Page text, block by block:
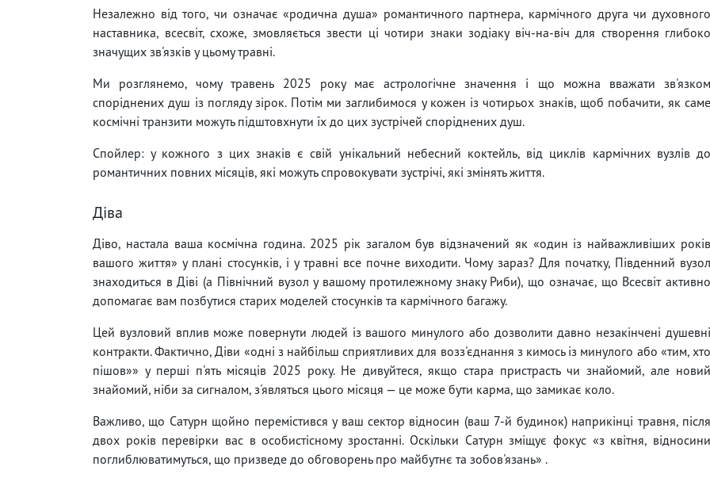
Незалежно від того, чи означає «родична душа» романтичного партнера, кармічного друга чи духовного
наставника, всесвіт, схоже, змовляється звести ці чотири знаки зодіаку віч-на-віч для створення глибоко
значущих зв'язків у цьому травні.
Ми розглянемо, чому травень 2025 року має астрологічне значення і що можна вважати зв'язком
споріднених душ із погляду зірок. Потім ми заглибимося у кожен із чотирьох знаків, щоб побачити, як саме
космічні транзити можуть підштовхнути їх до цих зустрічей споріднених душ.
Спойлер: у кожного з цих знаків є свій унікальний небесний коктейль, від циклів кармічних вузлів до
романтичних повних місяців, які можуть спровокувати зустрічі, які змінять життя.
Діва
Діво, настала ваша космічна година. 2025 рік загалом був відзначений як «один із найважливіших років
вашого життя» у плані стосунків, і у травні все почне виходити. Чому зараз? Для початку, Південний вузол
знаходиться в Діві (а Північний вузол у вашому протилежному знаку Риби), що означає, що Всесвіт активно
допомагає вам позбутися старих моделей стосунків та кармічного багажу.
Цей вузловий вплив може повернути людей із вашого минулого або дозволити давно незакінчені душевні
контракти. Фактично, Діви «одні з найбільш сприятливих для возз'єднання з кимось із минулого або «тим, хто
пішов»» у перші п'ять місяців 2025 року. Не дивуйтеся, якщо стара пристрасть чи знайомий, але новий
знайомий, ніби за сигналом, з'являться цього місяця — це може бути карма, що замикає коло.
Важливо, що Сатурн щойно перемістився у ваш сектор відносин (ваш 7-й будинок) наприкінці травня, після
двох років перевірки вас в особистісному зростанні. Оскільки Сатурн зміщує фокус «з квітня, відносини
поглиблюватимуться, що призведе до обговорень про майбутнє та зобов'язань» .